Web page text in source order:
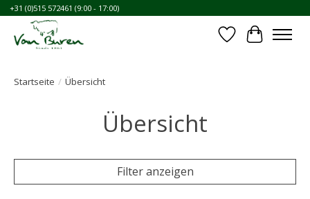
+31 (0)515 572461 (9:00 - 17:00)
Wunschzettel
Ihr
Startseite / Übersicht
Übersicht
Filter anzeigen